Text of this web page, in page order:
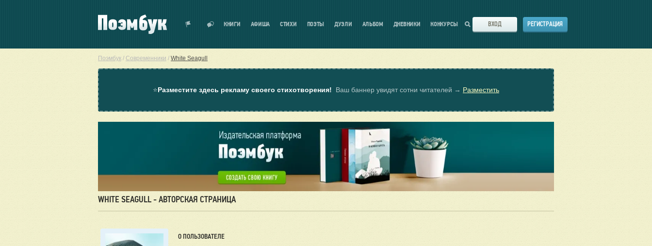
КНИГИ АФИША СТИХИ ПОЭТЫ ДУЭЛИ АЛЬБОМ ДНЕВНИКИ КОНКУРСЫ ВХОД РЕГИСТРАЦИЯ
Поэмбук / Современники / White Seagull
⭐Разместите здесь рекламу своего стихотворения! Ваш баннер увидят сотни читателей → Разместить
WHITE SEAGULL - АВТОРСКАЯ СТРАНИЦА
О ПОЛЬЗОВАТЕЛЕ